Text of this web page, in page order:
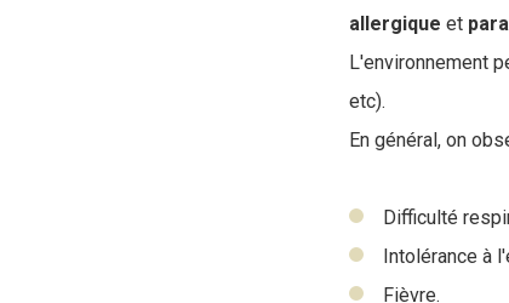
allergique et
L'environnement
etc).
En général, on
Difficulté
Intolérance à
Fièvre.